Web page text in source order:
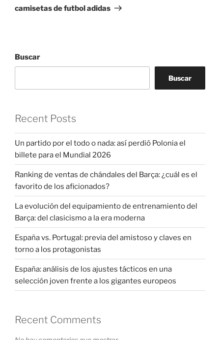
entrada
camisetas de futbol adidas
Buscar
Buscar
Recent Posts
Un partido por el todo o nada: así perdió Polonia el
billete para el Mundial 2026
Ranking de ventas de chándales del Barça: ¿cuál es el
favorito de los aficionados?
La evolución del equipamiento de entrenamiento del
Barça: del clasicismo a la era moderna
España vs. Portugal: previa del amistoso y claves en
torno a los protagonistas
España: análisis de los ajustes tácticos en una
selección joven frente a los gigantes europeos
Recent Comments